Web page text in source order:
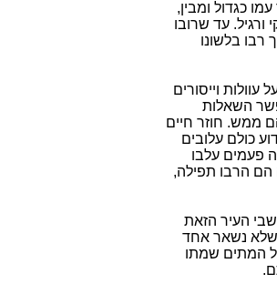
כגדול ומבין,
ורגיל. עד שרובו
רבו בלשונו
וייסורים
השאלות
ממש. חוזר חיים
כולם עלובים
פעמים עלבו
הם הרבו תפילה,
העיר הזאת
שלא נשאר אחד
המתים שמתו